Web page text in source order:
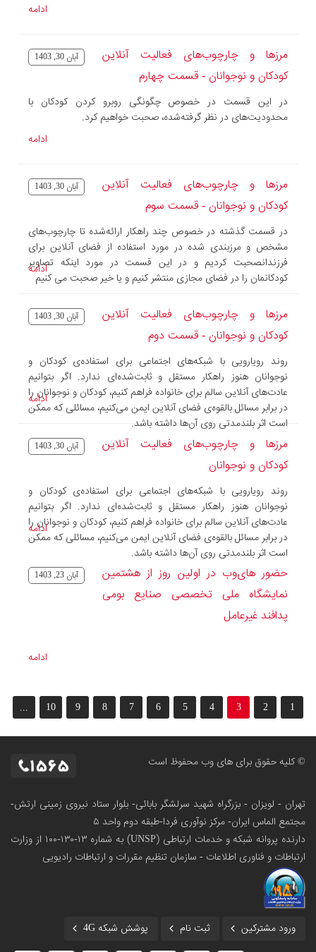
ادامه
مرزها و چارچوب‌های فعالیت آنلاین
کودکان و نوجوانان - قسمت چهارم
آبان 30, 1403
در این قسمت در خصوص چگونگی روبرو کردن کودکان با
محدودیت‌های در نظر گرفته‌شده، صحبت خواهیم کرد.
ادامه
مرزها و چارچوب‌های فعالیت آنلاین
کودکان و نوجوانان - قسمت سوم
آبان 30, 1403
در قسمت گذشته در خصوص چند راهکار ارائه‌شده تا چارچوب‌های
مشخص و مرزبندی شده در مورد استفاده از فضای آنلاین برای
فرزندانصحبت کردیم و در این قسمت در مورد اینکه تصاویر
کودکانمان را در فضای مجازی منتشر کنیم و یا خیر صحبت می کنیم
ادامه
مرزها و چارچوب‌های فعالیت آنلاین
کودکان و نوجوانان - قسمت دوم
آبان 30, 1403
روند رویارویی با شبکه‌های اجتماعی برای استفاده‌ی کودکان و
نوجوانان هنوز راهکار مستقل و ثابت‌شده‌ای ندارد. اگر بتوانیم
عادت‌های آنلاین سالم برای خانواده فراهم کنیم، کودکان و نوجوانان را
در برابر مسائل بالقوه‌ی فضای آنلاین ایمن می‌کنیم، مسائلی که ممکن
است اثر بلندمدتی روی آن‌ها داشته باشد.
ادامه
مرزها و چارچوب‌های فعالیت آنلاین
کودکان و نوجوانان
آبان 30, 1403
روند رویارویی با شبکه‌های اجتماعی برای استفاده‌ی کودکان و
نوجوانان هنوز راهکار مستقل و ثابت‌شده‌ای ندارد. اگر بتوانیم
عادت‌های آنلاین سالم برای خانواده فراهم کنیم، کودکان و نوجوانان را
در برابر مسائل بالقوه‌ی فضای آنلاین ایمن می‌کنیم، مسائلی که ممکن
است اثر بلندمدتی روی آن‌ها داشته باشد.
ادامه
حضور های‌وب در اولین روز از هشتمین
نمایشگاه ملی تخصصی صنایع بومی
پدافند غیرعامل
آبان 23, 1403
ادامه
1
2
3
4
5
6
7
8
9
10
...
© کلیه حقوق برای های وب محفوظ است
تهران - لویزان - بزرگراه شهید سرلشگر بابائی- بلوار ستاد نیروی زمینی ارتش-
مجتمع الماس ایران- مرکز نوآوری فردا-طبقه دوم واحد ۵
دارنده پروانه شبکه و خدمات ارتباطی (UNSP) به شماره ۱۳-۱۳۰-۱۰۰
از وزارت
ارتباطات و فناوری اطلاعات - سازمان تنظیم مقررات و ارتباطات رادیویی
ورود مشترکین ثبت نام پوشش شبکه 4G